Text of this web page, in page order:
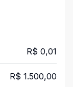
R$ 0,01
R$ 1.500,00